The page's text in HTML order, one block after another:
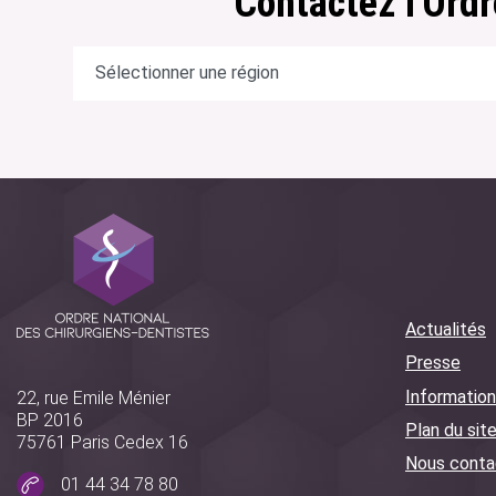
22, rue Emile Ménier
BP 2016
75761 Paris Cedex 16
01 44 34 78 80
Actualités
Presse
Plan du site
Nous